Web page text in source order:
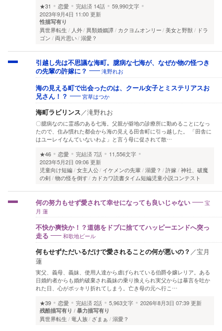
★31
恋愛 完結済 14話
59,990文字
2023年9月4日 11:00 更新
性描写有り
異世界転生 人外 異類婚姻譚 カクヨムオンリー 美女と野獣
ドラ
ゴン
両片思い 溺愛？
引越し先は不思議な海町。臆病な七海が、なぜか物の怪つき
の先輩の許嫁に？
滝野れお
海の見える町で出会ったのは、クール女子とミステリアスお
兄さん！？
宮草はつか
海町ラビリンス／滝野れお
〇臆病なのに霊感のある七海。父親が僻地の診療所に勤めることになっ
たので、住み慣れた都会から海の見える田舎町に引っ越した。 「田舎に
はユーレイなんていないわよ」と言う母に促されて散…
★46
恋愛 完結済7話
11,556文字
2023年5月2日 09:06 更新
児童向け短編 女主人公 イケメンの先輩 溺愛？ 許嫁
神社、破魔
の剣 物の怪を倒す カドカワ読書タイム短編児童小説コンテスト
何の努力もせず愛されて幸せになっても良いじゃない
宝
月 蓮
不快か爽快か！？道徳をドブに捨ててハッピーエンドへ突っ
走る
和歌地ビール
何もせずただいるだけで愛されることの何が悪いの？ ／宝月
蓮
実父、義母、義妹、使用人達から虐げられている伯爵令嬢レリア。ある
日婚約者からも婚約破棄され義妹の乗り換えられ実父からは暴言を吐か
れた日、心がポッキリ折れてしまう。亡き母の元へ行こ…
★39
恋愛 完結済2話 5,963文字 2026年8月3日 07:39 更新
残酷描写有り 暴力描写有り
異世界転生 竜人族 ざまぁ 溺愛？